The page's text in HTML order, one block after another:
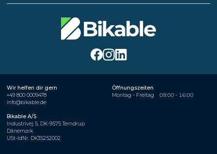
Wir helfen dir gern
+49 800 0009478
info@bikable.de
Öffnungszeiten
Montag - Freitag
09:00 - 16:00
Bikable A/S
Industrivej 5, DK-9575 Terndrup
Dänemark
USt-IdNr. DK35252002